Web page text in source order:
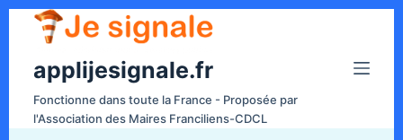
applijesignale.fr
Fonctionne dans toute la France - Proposée par
l'Association des Maires Franciliens-CDCL